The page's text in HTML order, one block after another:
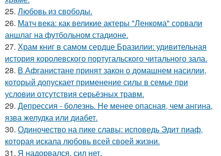
25. Любовь из свободы.
26. Матч века: как великие актеры "Ленкома" сорвали
аншлаг на футбольном стадионе.
27. Храм книг в самом сердце Бразилии: удивительная
история королевского португальского читального зала.
28. В Афганистане принят закон о домашнем насилии,
который допускает применение силы в семье при
условии отсутствия серьёзных травм.
29. Депрессия - болезнь. Не менее опасная, чем ангина,
язва желудка или диабет.
30. Одиночество на пике славы: исповедь Эдит пиаф,
которая искала любовь всей своей жизни.
31. Я надорвался, сил нет.